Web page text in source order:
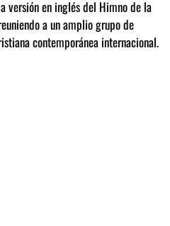
versión en inglés del Himno de la
a un amplio grupo de
contemporánea internacional.